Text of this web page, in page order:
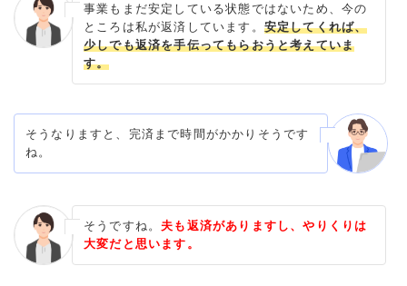
事業もまだ安定している状態ではないため、今の
ところは私が返済しています。 安定してくれば、
少しでも返済を手伝ってもらおうと考えていま
す。
そうなりますと、完済まで時間がかかりそうです
ね。
そうですね。夫も返済がありますし、やりくりは
大変だと思います。